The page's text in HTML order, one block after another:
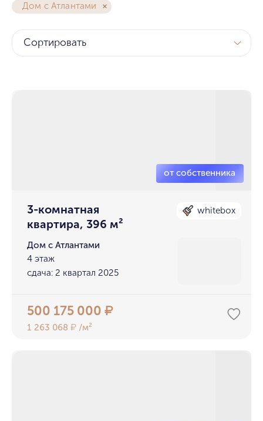
Дом с Атлантами
Сортировать
3-комнатная
квартира, 396 м²
whitebox
Дом с Атлантами
4 этаж
сдача: 2 квартал 2025
500 175 000₽
1 263 068₽ /м²